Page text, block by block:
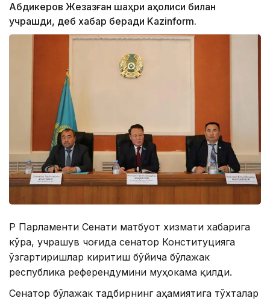
Абдикеров Жезқазған шаҳри аҳолиси билан
учрашди, деб хабар беради Kazinform.
ҚР Парламенти Сенати матбуот хизмати хабарига
кўра, учрашув чоғида сенатор Конституцияга
ўзгартиришлар киритиш бўйича бўлажак
республика референдумини муҳокама қилди.
Сенатор бўлажак тадбирнинг аҳамиятига тўхталар